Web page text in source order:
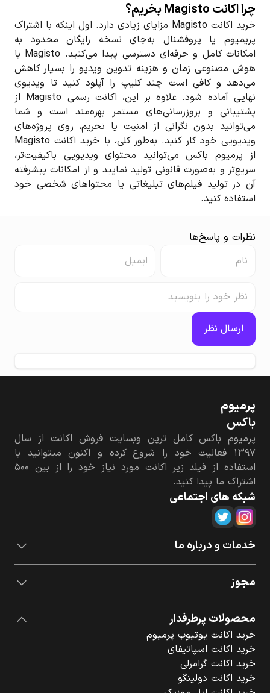
چرا اکانت Magisto بخریم؟
خرید اکانت Magisto مزایای زیادی دارد. اول اینکه با اشتراک
پریمیوم یا پروفشنال به‌جای نسخه رایگان محدود به
امکانات کامل و حرفه‌ای دسترسی پیدا می‌کنید. Magisto با
هوش مصنوعی زمان و هزینه تدوین ویدیو را بسیار کاهش
می‌دهد و کافی است چند کلیپ را آپلود کنید تا ویدیوی
نهایی آماده شود. علاوه بر این، اکانت رسمی Magisto از
پشتیبانی و بروزرسانی‌های مستمر بهره‌مند است و شما
می‌توانید بدون نگرانی از امنیت یا تحریم، روی پروژه‌های
ویدیویی خود کار کنید. به‌طور کلی، با خرید اکانت Magisto
از پرمیوم باکس می‌توانید محتوای ویدیویی باکیفیت‌تر،
سریع‌تر و به‌صورت قانونی تولید نمایید و از امکانات پیشرفته
آن در تولید فیلم‌های تبلیغاتی یا محتواهای شخصی خود
استفاده کنید.
نظرات و پاسخ‌ها
ارسال نظر
پرمیوم‌
باکس
پرمیوم باکس کامل ترین وبسایت فروش اکانت از سال
۱۳۹۷ فعالیت خود را شروع کرده و اکنون میتوانید با
استفاده از فیلد زیر اکانت مورد نیاز خود را از بین ۵۰۰
اشتراک ما پیدا کنید.
شبکه های اجتماعی
خدمات و درباره ما
مجوز
محصولات پرطرفدار
خرید اکانت یوتیوب پرمیوم
خرید اکانت اسپاتیفای
خرید اکانت گرامرلی
خرید اکانت دولینگو